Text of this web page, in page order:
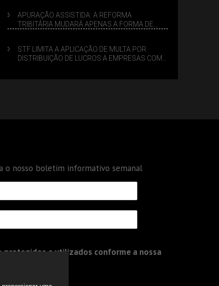
APURAÇÃO ASSISTIDA: A REFORMA
TRIBITÁRIA MUDARÁ APENAS A FORMA DE
STF LIMITA A APLICAÇÃO DE MULTA POR
DISTRIBUIÇÃO DE LUCROS A EMPRESAS COM
o nosso boletim informativo semanal
protegidos e utilizados conforme a nossa